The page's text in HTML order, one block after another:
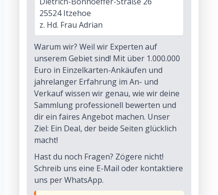
25524 Itzehoe
z. Hd. Frau Adrian
Warum wir? Weil wir Experten auf
unserem Gebiet sind! Mit über 1.000.000
Euro in Einzelkarten-Ankäufen und
jahrelanger Erfahrung im An- und
Verkauf wissen wir genau, wie wir deine
Sammlung professionell bewerten und
dir ein faires Angebot machen. Unser
Ziel: Ein Deal, der beide Seiten glücklich
macht!
Hast du noch Fragen? Zögere nicht!
Schreib uns eine E-Mail oder kontaktiere
uns per WhatsApp.